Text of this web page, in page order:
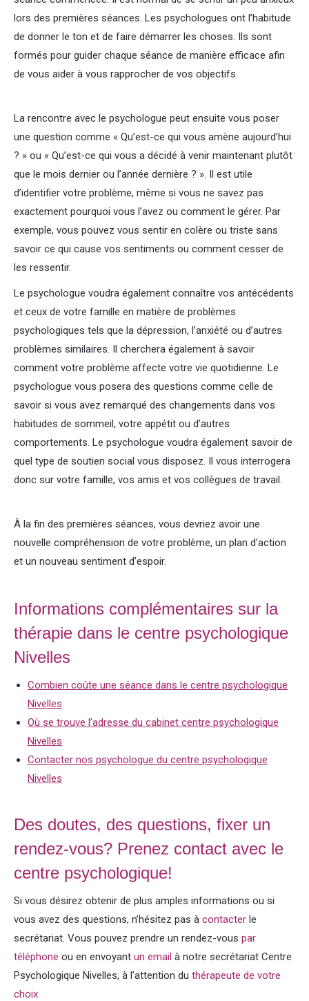
lors des premières séances. Les psychologues ont l’habitude
de donner le ton et de faire démarrer les choses. Ils sont
formés pour guider chaque séance de manière efficace afin
de vous aider à vous rapprocher de vos objectifs.
La rencontre avec le psychologue peut ensuite vous poser
une question comme « Qu’est-ce qui vous amène aujourd’hui
? » ou « Qu’est-ce qui vous a décidé à venir maintenant plutôt
que le mois dernier ou l’année dernière ? ». Il est utile
d’identifier votre problème, même si vous ne savez pas
exactement pourquoi vous l’avez ou comment le gérer. Par
exemple, vous pouvez vous sentir en colère ou triste sans
savoir ce qui cause vos sentiments ou comment cesser de
les ressentir.
Le psychologue voudra également connaître vos antécédents
et ceux de votre famille en matière de problèmes
psychologiques tels que la dépression, l’anxiété ou d’autres
problèmes similaires. Il cherchera également à savoir
comment votre problème affecte votre vie quotidienne. Le
psychologue vous posera des questions comme celle de
savoir si vous avez remarqué des changements dans vos
habitudes de sommeil, votre appétit ou d’autres
comportements. Le psychologue voudra également savoir de
quel type de soutien social vous disposez. Il vous interrogera
donc sur votre famille, vos amis et vos collègues de travail.
À la fin des premières séances, vous devriez avoir une
nouvelle compréhension de votre problème, un plan d’action
et un nouveau sentiment d’espoir.
Informations complémentaires sur la
thérapie dans le centre psychologique
Nivelles
Combien coûte une séance dans le centre psychologique
Nivelles
Où se trouve l’adresse du cabinet centre psychologique
Nivelles
Contacter nos psychologue du centre psychologique
Nivelles
Des doutes, des questions, fixer un
rendez-vous? Prenez contact avec le
centre psychologique!
Si vous désirez obtenir de plus amples informations ou si
vous avez des questions, n’hésitez pas à contacter le
secrétariat. Vous pouvez prendre un rendez-vous par
téléphone ou en envoyant un email à notre secrétariat Centre
Psychologique Nivelles, à l’attention du thérapeute de votre
choix.